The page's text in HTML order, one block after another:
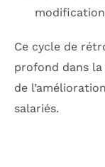
Ce cycle de
profond dans
de
salariés.